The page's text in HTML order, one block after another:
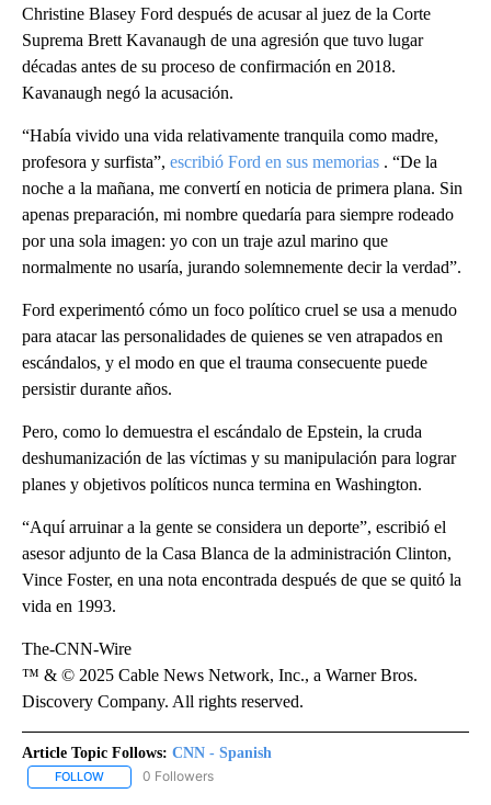
Christine Blasey Ford después de acusar al juez de la Corte
Suprema Brett Kavanaugh de una agresión que tuvo lugar
décadas antes de su proceso de confirmación en 2018.
Kavanaugh negó la acusación.
“Había vivido una vida relativamente tranquila como madre,
profesora y surfista”, escribió Ford en sus memorias . “De la
noche a la mañana, me convertí en noticia de primera plana. Sin
apenas preparación, mi nombre quedaría para siempre rodeado
por una sola imagen: yo con un traje azul marino que
normalmente no usaría, jurando solemnemente decir la verdad”.
Ford experimentó cómo un foco político cruel se usa a menudo
para atacar las personalidades de quienes se ven atrapados en
escándalos, y el modo en que el trauma consecuente puede
persistir durante años.
Pero, como lo demuestra el escándalo de Epstein, la cruda
deshumanización de las víctimas y su manipulación para lograr
planes y objetivos políticos nunca termina en Washington.
“Aquí arruinar a la gente se considera un deporte”, escribió el
asesor adjunto de la Casa Blanca de la administración Clinton,
Vince Foster, en una nota encontrada después de que se quitó la
vida en 1993.
The-CNN-Wire
™ & © 2025 Cable News Network, Inc., a Warner Bros.
Discovery Company. All rights reserved.
Article Topic Follows: CNN - Spanish
FOLLOW FOLLOW "CNN - SPANISH" TO RECEIVE NOTIFICATIONS ABOUT
0 Followers